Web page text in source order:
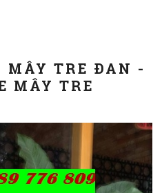
MÂY TRE ĐAN -
MÂY TRE